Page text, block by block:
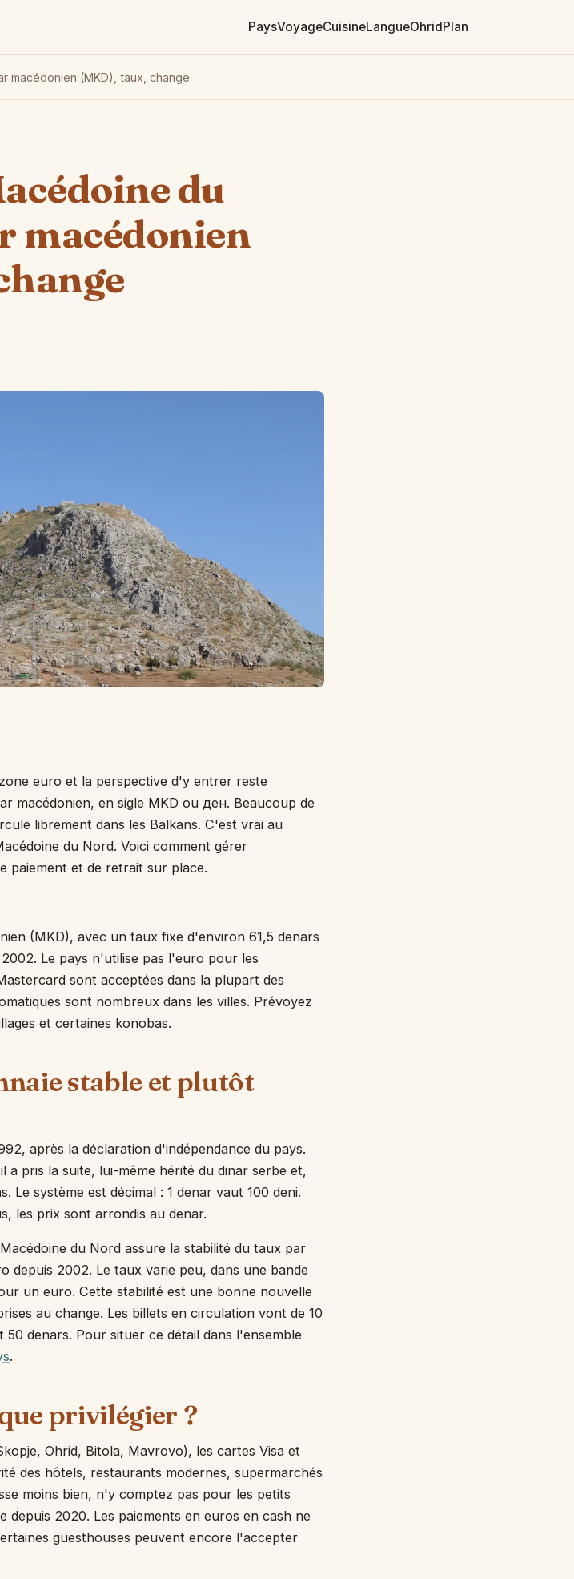
PaysVoyageCuisineLangueOhridPlan
macédonien (MKD), taux, change
du
macédonien
euro et la perspective d'y entrer reste
macédonien, en sigle MKD ou ден. Beaucoup de
librement dans les Balkans. C'est vrai au
du Nord. Voici comment gérer
paiement et de retrait sur place.
(MKD), avec un taux fixe d'environ 61,5 denars
Le pays n'utilise pas l'euro pour les
sont acceptées dans la plupart des
sont nombreux dans les villes. Prévoyez
et certaines konobas.
stable et plutôt
après la déclaration d'indépendance du pays.
a pris la suite, lui-même hérité du dinar serbe et,
Le système est décimal : 1 denar vaut 100 deni.
les prix sont arrondis au denar.
du Nord assure la stabilité du taux par
depuis 2002. Le taux varie peu, dans une bande
un euro. Cette stabilité est une bonne nouvelle
au change. Les billets en circulation vont de 10
50 denars. Pour situer ce détail dans l'ensemble
.
privilégier ?
Ohrid, Bitola, Mavrovo), les cartes Visa et
des hôtels, restaurants modernes, supermarchés
moins bien, n'y comptez pas pour les petits
depuis 2020. Les paiements en euros en cash ne
guesthouses peuvent encore l'accepter